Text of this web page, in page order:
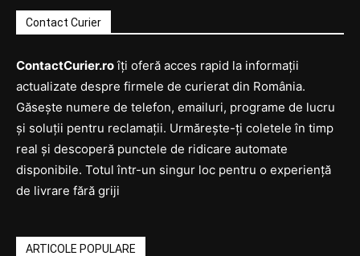
Contact Curier
ContactCurier.roîți oferă acces rapid la informații
actualizate despre firmele de curierat din România.
Găsește numere de telefon, emailuri, programe de lucru
și soluții pentru reclamații. Urmărește-ți coletele în timp
real și descoperă punctele de ridicare automate
disponibile. Totul într-un singur loc pentru o experiență
de livrare fără griji
ARTICOLE POPULARE